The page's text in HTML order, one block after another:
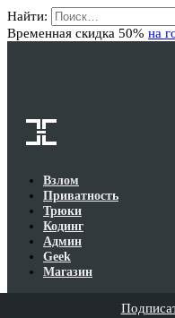
Найти:
Временная скидка 50% на
Взлом
Приватность
Трюки
Кодинг
Админ
Geek
Магазин